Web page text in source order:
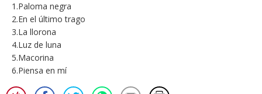
1.Paloma negra
2.En el último trago
3.La llorona
4.Luz de luna
5.Macorina
6.Piensa en mí